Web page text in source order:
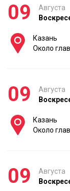
09
Августа
Казань
Около
09
Августа
Казань
Около
09
Августа